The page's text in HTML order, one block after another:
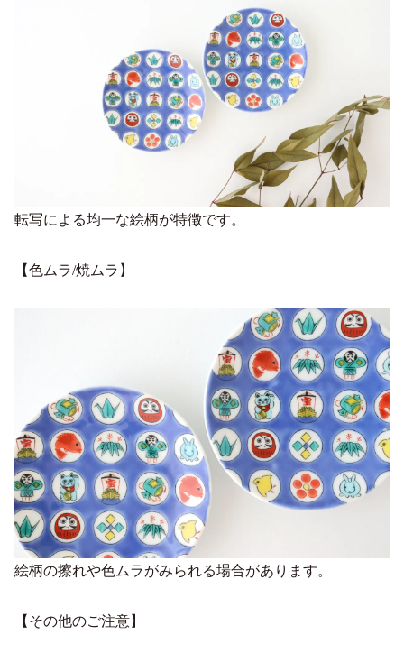
転写による均一な絵柄が特徴です。
【色ムラ/焼ムラ】
絵柄の擦れや色ムラがみられる場合があります。
【その他のご注意】